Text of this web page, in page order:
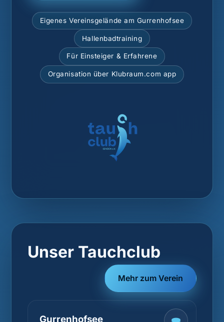
Eigenes Vereinsgelände am Gurrenhofsee
Hallenbadtraining
Für Einsteiger & Erfahrene
Organisation über Klubraum.com app
Unser Tauchclub
Mehr zum Verein
Gurrenhofsee